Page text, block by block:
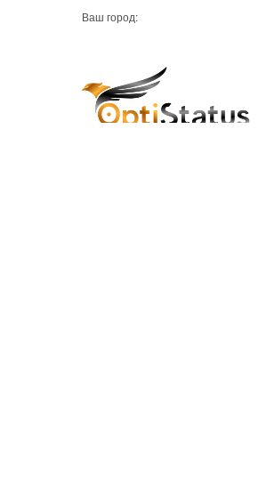
Ваш город: